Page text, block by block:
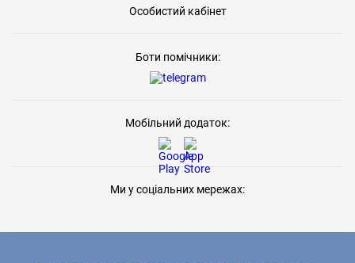
Особистий кабінет
Боти помічники:
Мобільний додаток:
Ми у соціальних мережах: